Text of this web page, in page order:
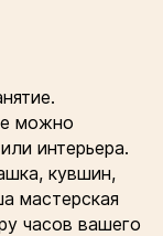
можно
интерьера.
кувшин,
мастерская
часов вашего